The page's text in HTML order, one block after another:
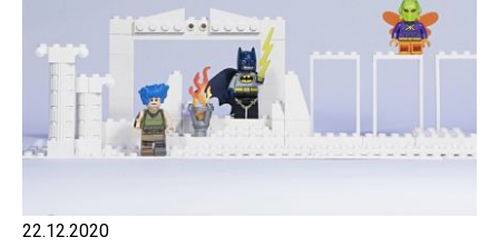
22.12.2020